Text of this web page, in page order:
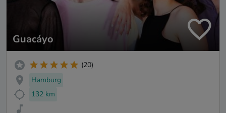
Guacáyo
(20)
Hamburg
132 km